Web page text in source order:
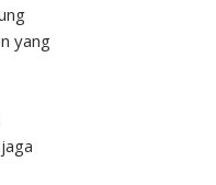
yang